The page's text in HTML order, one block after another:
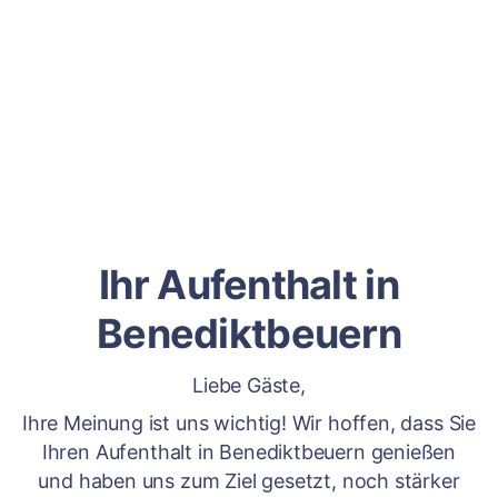
Ihr Aufenthalt in
Benediktbeuern
Liebe Gäste,
Ihre Meinung ist uns wichtig! Wir hoffen, dass Sie
Ihren Aufenthalt in Benediktbeuern genießen
und haben uns zum Ziel gesetzt, noch stärker